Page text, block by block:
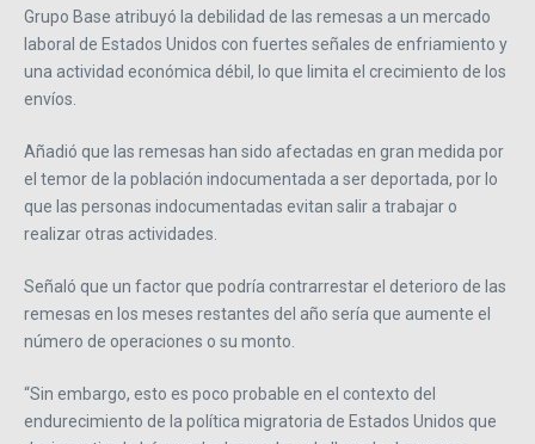
Grupo Base atribuyó la debilidad de las remesas a un mercado
laboral de Estados Unidos con fuertes señales de enfriamiento y
una actividad económica débil, lo que limita el crecimiento de los
envíos.
Añadió que las remesas han sido afectadas en gran medida por
el temor de la población indocumentada a ser deportada, por lo
que las personas indocumentadas evitan salir a trabajar o
realizar otras actividades.
Señaló que un factor que podría contrarrestar el deterioro de las
remesas en los meses restantes del año sería que aumente el
número de operaciones o su monto.
“Sin embargo, esto es poco probable en el contexto del
endurecimiento de la política migratoria de Estados Unidos que